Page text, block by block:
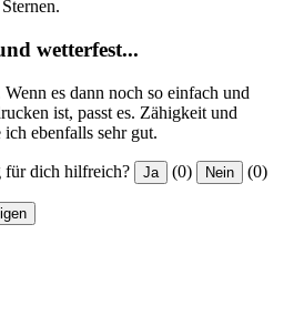
wetterfest...
es dann noch so einfach und
ist, passt es. Zähigkeit und
ebenfalls sehr gut.
für dich hilfreich? Ja (0) Nein (0)